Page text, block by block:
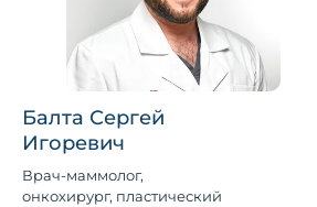
Балта Сергей
Игоревич
Врач-маммолог,
онкохирург, пластический